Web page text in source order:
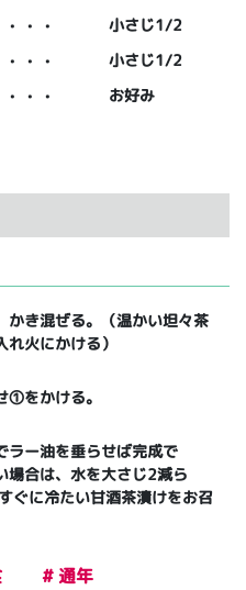
・・・
小さじ1/2
・・・
小さじ1/2
・・・ お好み
き混ぜる。（温かい坦々茶
火にかける）
①をかける。
ラー油を垂らせば完成で
合は、水を大さじ2減ら
ぐに冷たい甘酒茶漬けをお召
# 通年